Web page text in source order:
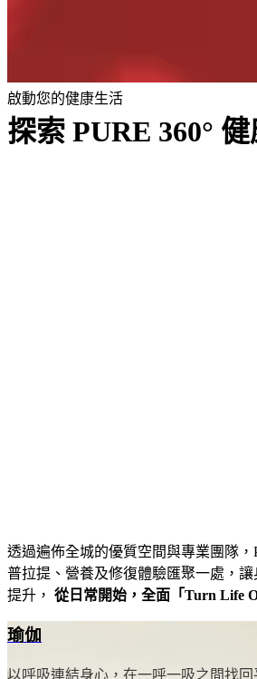
啟動您的健康生活
探索 PURE 360°
透過遍佈全城的優質空間與專業團隊，
普拉提、營養及修復體驗匯聚一處，
提升， 從日常開始，全面「Turn Life
瑜伽
以呼吸連結身心，在一呼一吸之間找回